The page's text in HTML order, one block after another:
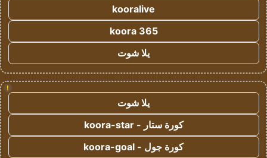
kooralive
koora 365
يلا شوت
!
يلا شوت
كورة ستار - koora-star
كورة جول - koora-goal